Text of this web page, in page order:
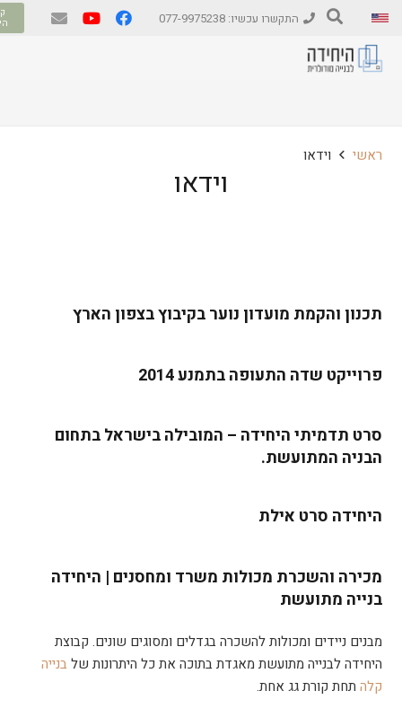
התקשרו עכשיו: 077-9975238
ראשי וידאו
וידאו
תכנון והקמת מועדון נוער בקיבוץ בצפון הארץ
פרוייקט שדה התעופה בתמנע 2014
סרט תדמיתי היחידה – המובילה בישראל בתחום
הבניה המתועשת.
היחידה סרט אילת
מכירה והשכרת מכולות משרד ומחסנים | היחידה
בנייה מתועשת
מבנים ניידים ומכולות להשכרה בגדלים ומסוגים שונים. קבוצת
היחידה לבנייה מתועשת מאגדת בתוכה את כל היתרונות של בנייה
קלה תחת קורת גג אחת.